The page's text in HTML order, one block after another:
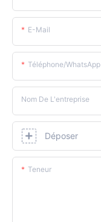
E-Mail
Téléphone/WhatsApp
Nom De L'entreprise
Déposer
Teneur